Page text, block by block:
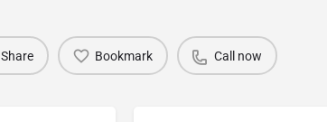
Share Bookmark Call now